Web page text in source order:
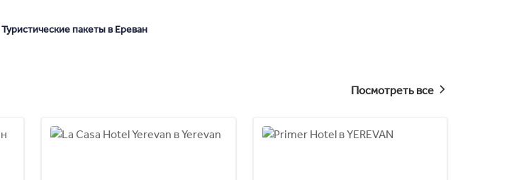
Туристические пакеты в Ереван
Посмотреть все